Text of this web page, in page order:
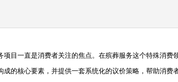
目一直是消费者关注的焦点。在殡葬服务这个特殊消费
的核心要素，并提供一套系统化的议价策略，帮助消费